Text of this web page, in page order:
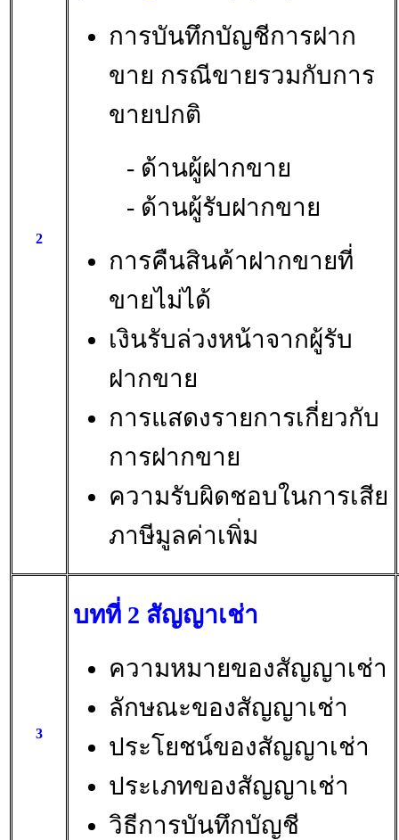
2
การบันทึกบัญชีการฝาก
ขาย กรณีขายรวมกับการ
ขายปกติ
- ด้านผู้ฝากขาย
- ด้านผู้รับฝากขาย
การคืนสินค้าฝากขายที่
ขายไม่ได้
เงินรับล่วงหน้าจากผู้รับ
ฝากขาย
การแสดงรายการเกี่ยวกับ
การฝากขาย
ความรับผิดชอบในการเสีย
ภาษีมูลค่าเพิ่ม
3
บทที่ 2 สัญญาเช่า
ความหมายของสัญญาเช่า
ลักษณะของสัญญาเช่า
ประโยชน์ของสัญญาเช่า
ประเภทของสัญญาเช่า
วิธีการบันทึกบัญชี